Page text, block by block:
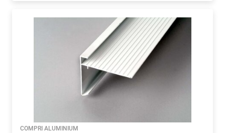
COMPRI ALUMINIUM